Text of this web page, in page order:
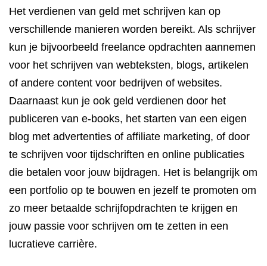
Het verdienen van geld met schrijven kan op
verschillende manieren worden bereikt. Als schrijver
kun je bijvoorbeeld freelance opdrachten aannemen
voor het schrijven van webteksten, blogs, artikelen
of andere content voor bedrijven of websites.
Daarnaast kun je ook geld verdienen door het
publiceren van e-books, het starten van een eigen
blog met advertenties of affiliate marketing, of door
te schrijven voor tijdschriften en online publicaties
die betalen voor jouw bijdragen. Het is belangrijk om
een portfolio op te bouwen en jezelf te promoten om
zo meer betaalde schrijfopdrachten te krijgen en
jouw passie voor schrijven om te zetten in een
lucratieve carrière.